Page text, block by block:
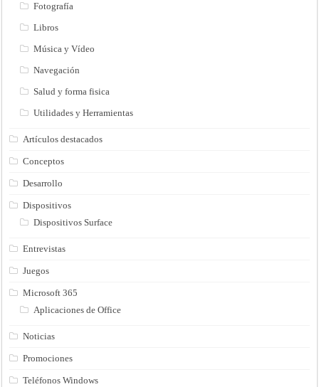
Fotografía
Libros
Música y Vídeo
Navegación
Salud y forma fisica
Utilidades y Herramientas
Artículos destacados
Conceptos
Desarrollo
Dispositivos
Dispositivos Surface
Entrevistas
Juegos
Microsoft 365
Aplicaciones de Office
Noticias
Promociones
Teléfonos Windows